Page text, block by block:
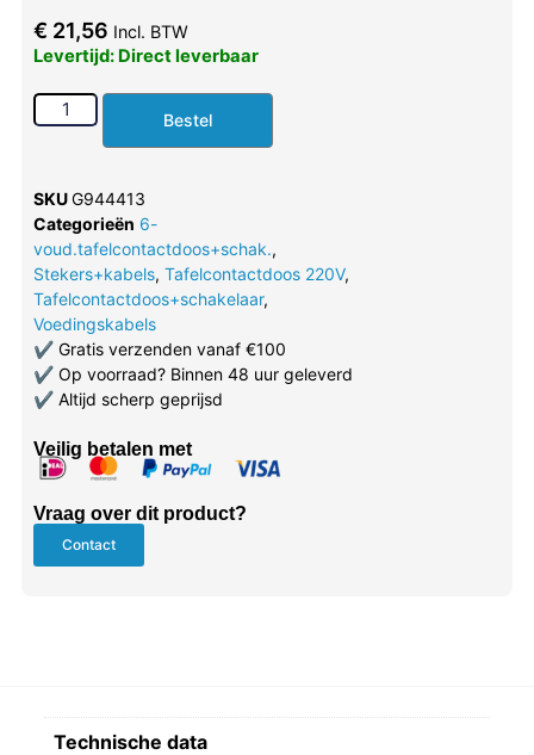
€ 21,56 Incl. BTW
Levertijd: Direct leverbaar
Bestel
SKUG944413
Categorieën 6-
voud.tafelcontactdoos+schak.,
Stekers+kabels, Tafelcontactdoos 220V,
Tafelcontactdoos+schakelaar,
Voedingskabels
✔Gratis verzenden vanaf €100
✔Op voorraad? Binnen 48 uur geleverd
✔Altijd scherp geprijsd
Veilig betalen met
Vraag over dit product?
Contact
Technische data